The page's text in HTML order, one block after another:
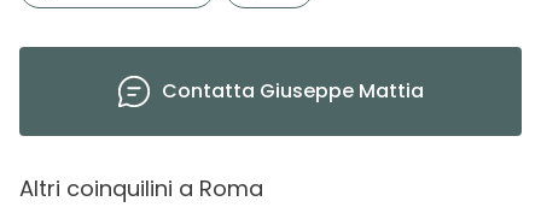
Contatta Giuseppe Mattia
Altri coinquilini a Roma